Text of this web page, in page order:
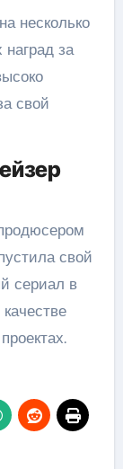
несколько
за
свой
свой
сериал в